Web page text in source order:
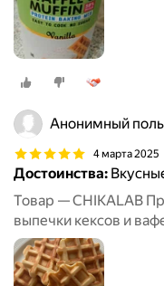
Анонимный
4 марта 2025
Достоинства:
Товар — CHIKALAB
выпечки кексов и